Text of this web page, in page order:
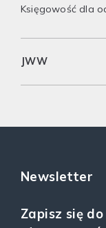
Księgowość dla
JWW
Newsletter
Zapisz się